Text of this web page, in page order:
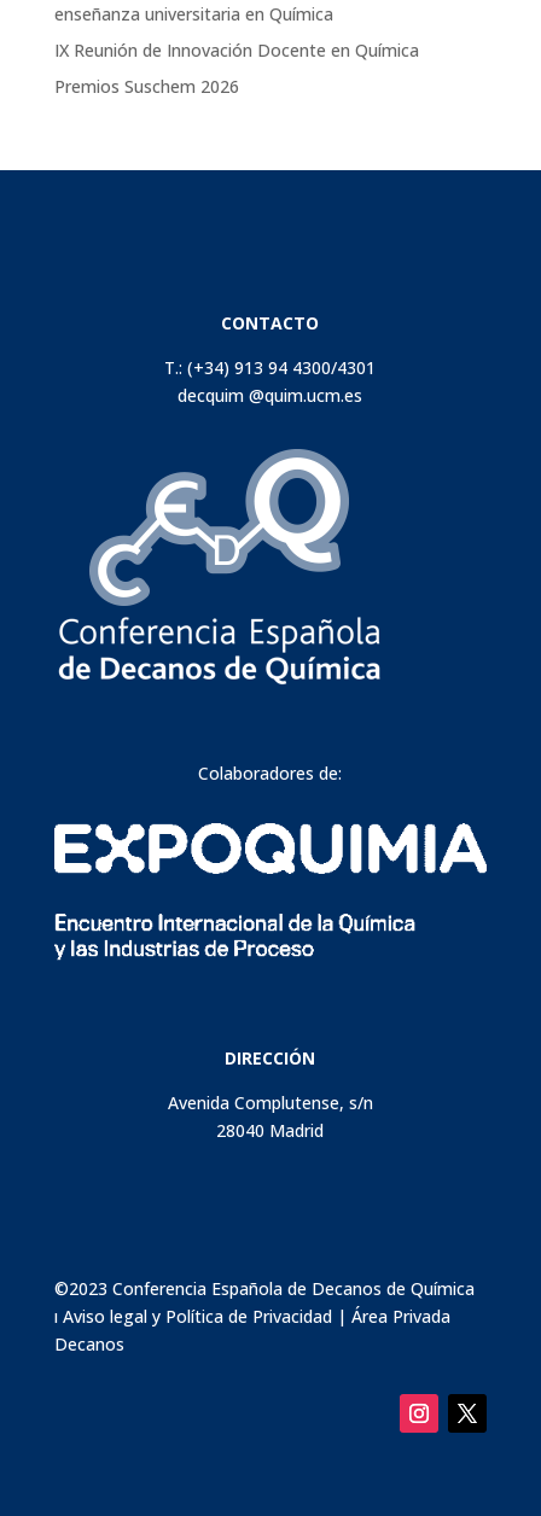
enseñanza universitaria en Química
IX Reunión de Innovación Docente en Química
Premios Suschem 2026
CONTACTO
T.: (+34) 913 94 4300/4301
decquim @quim.ucm.es
Colaboradores de:
DIRECCIÓN
Avenida Complutense, s/n
28040 Madrid
©2023 Conferencia Española de Decanos de Química
ı Aviso legal y Política de Privacidad| Área Privada
Decanos